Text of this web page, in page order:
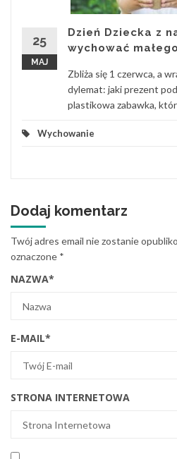
25
MAJ
Dzień Dziecka z
wychować
Zbliża się 1 czerwca, a
dylemat: jaki prezent
plastikowa zabawka,
Wychowanie
Dodaj komentarz
Twój adres email nie zostanie
oznaczone *
NAZWA*
E-MAIL*
STRONA INTERNETOWA